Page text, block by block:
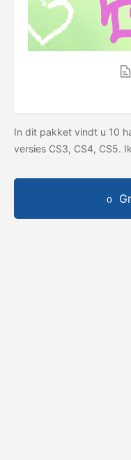
In dit pakket vindt u 10
versies CS3, CS4, CS5.